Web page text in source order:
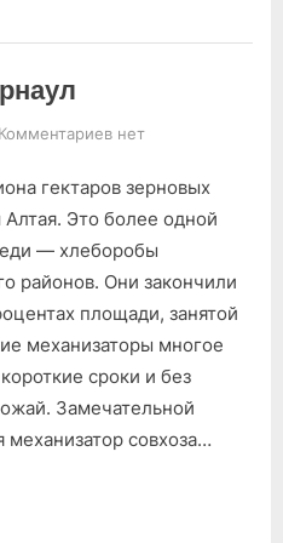
Комментариевк
Вести
с
полей:
Барнаул
нет
гектаров зерновых
Это более одной
— хлеборобы
районов. Они закончили
площади, занятой
механизаторы многое
сроки и без
Замечательной
совхоза…